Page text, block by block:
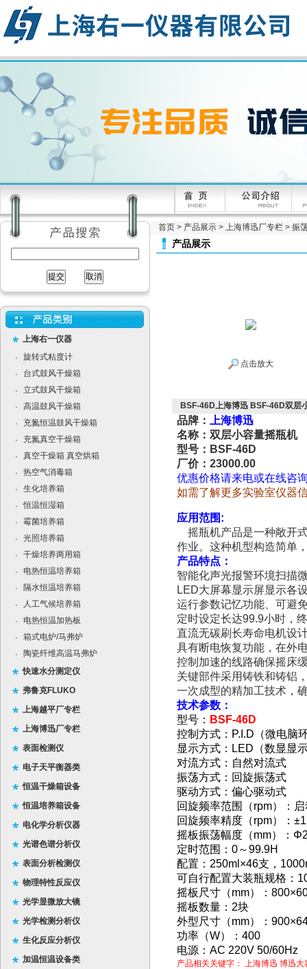
上海右一仪器
·
旋转式粘度计
·
台式鼓风干燥箱
·
立式鼓风干燥箱
·
高温鼓风干燥箱
·
充氮恒温鼓风干燥箱
·
充氮真空干燥箱
·
真空干燥箱 真空烘箱
·
热空气消毒箱
·
生化培养箱
·
恒温恒湿箱
·
霉菌培养箱
·
光照培养箱
·
干燥培养两用箱
·
电热恒温培养箱
·
隔水恒温培养箱
·
人工气候培养箱
·
电热恒温加热板
·
箱式电炉/马弗炉
·
陶瓷纤维高温马弗炉
快速水分测定仪
弗鲁克FLUKO
上海越平厂专栏
上海博迅厂专栏
表面检测仪
电子天平衡器类
恒温干燥箱设备
恒温培养箱设备
电化学分析仪器
光谱色谱分析仪
表面分析检测仪
物理特性反应仪
光学显微放大镜
光学检测分析仪
生化反应分析仪
加温恒温设备类
首页 > 产品展示 > 上海博迅厂专栏 > 振
产品展示
点击放大
BSF-46D上海博迅 BSF-46D双层
品牌：
上海博迅
名称：双层小容量摇瓶机
型号：BSF-46D
厂价：23000.00
优惠价格请来电或在线咨
如需了解更多实验室仪器
应用范围:
摇瓶机产品是一种敞开
作业。这种机型构造简单
产品特点：
智能化声光报警环境扫描
LED大屏幕显示屏显示各
运行参数记忆功能、可避
定时设定长达99.9小时，
直流无碳刷长寿命电机设
具有断电恢复功能，在外
控制加速的线路确保摇床
关键部件采用铸铁和铸铝
一次成型的精加工技术，
技术参数：
型号： BSF-46D
控制方式：P.I.D（微电脑
显示方式：LED（数显显
对流方式：自然对流式
振荡方式：回旋振荡式
驱动方式：偏心驱动式
回旋频率范围（rpm）：
回旋频率精度（rpm）：±1
摇板振荡幅度（mm）：
定时范围：0～99.9H
配置：250ml×46支，
可自行配置大装瓶规格：
摇板尺寸（mm）：
摇板数量：2块
外型尺寸（mm）：
功率（W）：400
电源：AC 220V 50/60Hz
产品相关关键字： 上海博迅 博迅大